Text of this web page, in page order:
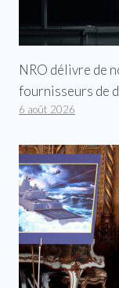
NRO délivre de
fournisseurs de
6 août 2026